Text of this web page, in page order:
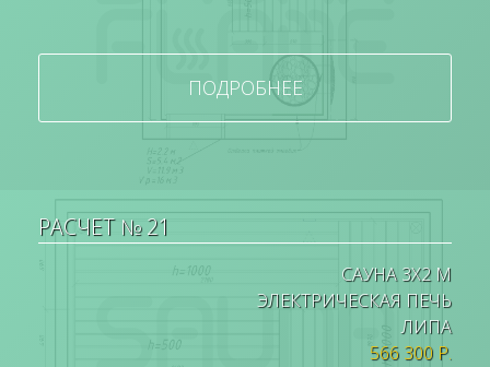
ПОДРОБНЕЕ
РАСЧЕТ № 21
САУНА 3Х2 М
ЭЛЕКТРИЧЕСКАЯ ПЕЧЬ
ЛИПА
566 300 Р.